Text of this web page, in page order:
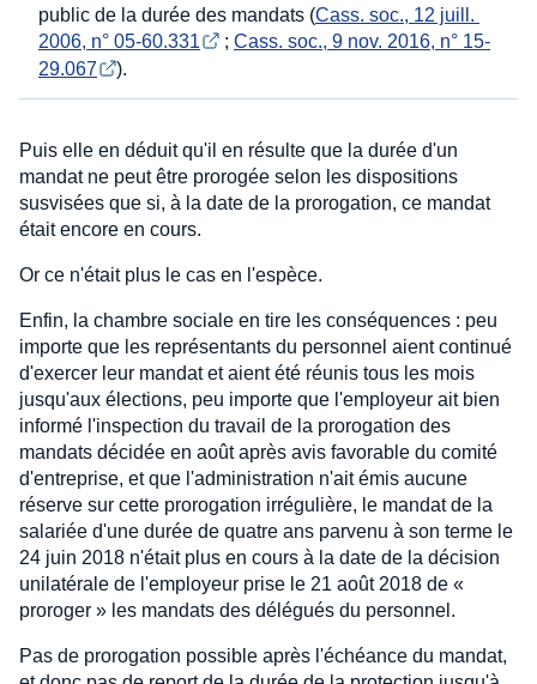
public de la durée des mandats (Cass. soc., 12 juill.
2006, n° 05-60.331
; Cass. soc., 9 nov. 2016, n° 15-
29.067
).
Puis elle en déduit qu'il en résulte que la durée d'un
mandat ne peut être prorogée selon les dispositions
susvisées que si, à la date de la prorogation, ce mandat
était encore en cours.
Or ce n'était plus le cas en l'espèce.
Enfin, la chambre sociale en tire les conséquences : peu
importe que les représentants du personnel aient continué
d'exercer leur mandat et aient été réunis tous les mois
jusqu'aux élections, peu importe que l'employeur ait bien
informé l'inspection du travail de la prorogation des
mandats décidée en août après avis favorable du comité
d'entreprise, et que l'administration n'ait émis aucune
réserve sur cette prorogation irrégulière, le mandat de la
salariée d'une durée de quatre ans parvenu à son terme le
24 juin 2018 n'était plus en cours à la date de la décision
unilatérale de l'employeur prise le 21 août 2018 de «
proroger » les mandats des délégués du personnel.
Pas de prorogation possible après l'échéance du mandat,